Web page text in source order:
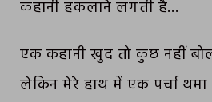
कहानी हकलाने लगती है…
एक कहानी खुद तो कुछ नहीं
लेकिन मेरे हाथ में एक पर्चा